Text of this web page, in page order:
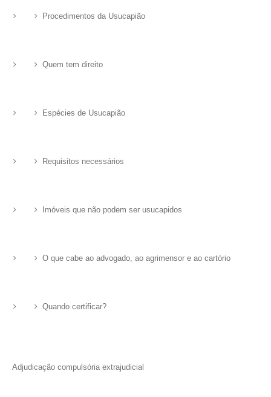
Procedimentos da Usucapião
Quem tem direito
Espécies de Usucapião
Requisitos necessários
Imóveis que não podem ser usucapidos
O que cabe ao advogado, ao agrimensor e ao cartório
Quando certificar?
Adjudicação compulsória extrajudicial